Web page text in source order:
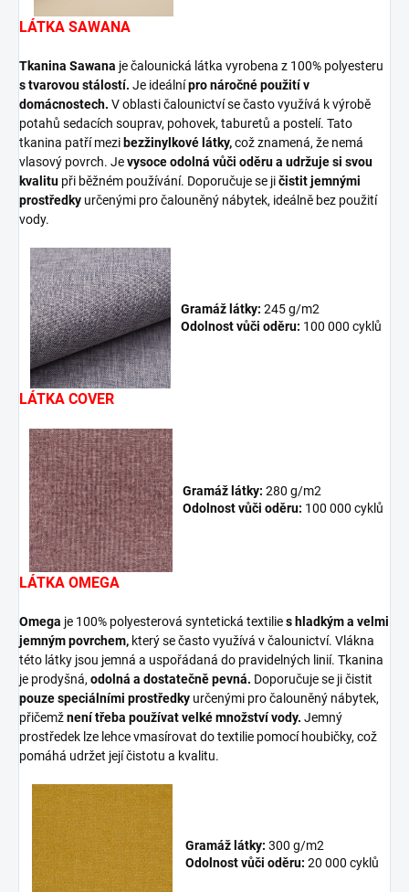
LÁTKA SAWANA
Tkanina Sawana je čalounická látka vyrobena z 100% polyesteru
s tvarovou stálostí. Je ideálnípro náročné použití v
domácnostech. V oblasti čalounictví se často využívá k výrobě
potahů sedacích souprav, pohovek, taburetů a postelí. Tato
tkanina patří mezi bezžinylkové látky,což znamená, že nemá
vlasový povrch. Jevysoce odolná vůči oděru a udržuje si svou
kvalitu při běžném používání. Doporučuje se jičistit jemnými
prostředky určenými pro čalouněný nábytek, ideálně bez použití
vody.
Gramáž látky: 245 g/m2
Odolnost vůči oděru: 100 000 cyklů
LÁTKA COVER
Gramáž látky: 280 g/m2
Odolnost vůči oděru: 100 000 cyklů
LÁTKA OMEGA
Omega je 100% polyesterová syntetická textilies hladkým a velmi
jemným povrchem, který se často využívá v čalounictví. Vlákna
této látky jsou jemná a uspořádaná do pravidelných linií. Tkanina
je prodyšná, odolná a dostatečně pevná. Doporučuje se ji čistit
pouze speciálními prostředky určenými pro čalouněný nábytek,
přičemžnení třeba používat velké množství vody. Jemný
prostředek lze lehce vmasírovat do textilie pomocí houbičky, což
pomáhá udržet její čistotu a kvalitu.
Gramáž látky: 300 g/m2
Odolnost vůči oděru: 20 000 cyklů